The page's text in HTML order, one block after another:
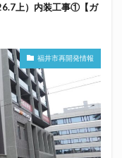
上）内装工事①【ガ
福井市再開発情報